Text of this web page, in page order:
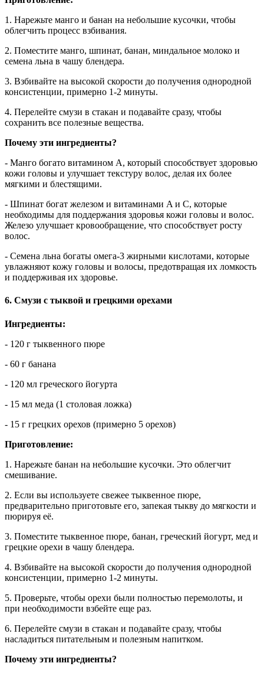
1. Нарежьте манго и банан на небольшие кусочки, чтобы
облегчить процесс взбивания.
2. Поместите манго, шпинат, банан, миндальное молоко и
семена льна в чашу блендера.
3. Взбивайте на высокой скорости до получения однородной
консистенции, примерно 1-2 минуты.
4. Перелейте смузи в стакан и подавайте сразу, чтобы
сохранить все полезные вещества.
Почему эти ингредиенты?
- Манго богато витамином A, который способствует здоровью
кожи головы и улучшает текстуру волос, делая их более
мягкими и блестящими.
- Шпинат богат железом и витаминами A и C, которые
необходимы для поддержания здоровья кожи головы и волос.
Железо улучшает кровообращение, что способствует росту
волос.
- Семена льна богаты омега-3 жирными кислотами, которые
увлажняют кожу головы и волосы, предотвращая их ломкость
и поддерживая их здоровье.
6. Смузи с тыквой и грецкими орехами
Ингредиенты:
- 120 г тыквенного пюре
- 60 г банана
- 120 мл греческого йогурта
- 15 мл меда (1 столовая ложка)
- 15 г грецких орехов (примерно 5 орехов)
Приготовление:
1. Нарежьте банан на небольшие кусочки. Это облегчит
смешивание.
2. Если вы используете свежее тыквенное пюре,
предварительно приготовьте его, запекая тыкву до мягкости и
пюрируя её.
3. Поместите тыквенное пюре, банан, греческий йогурт, мед и
грецкие орехи в чашу блендера.
4. Взбивайте на высокой скорости до получения однородной
консистенции, примерно 1-2 минуты.
5. Проверьте, чтобы орехи были полностью перемолоты, и
при необходимости взбейте еще раз.
6. Перелейте смузи в стакан и подавайте сразу, чтобы
насладиться питательным и полезным напитком.
Почему эти ингредиенты?